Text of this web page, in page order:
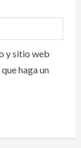
y sitio web
haga un